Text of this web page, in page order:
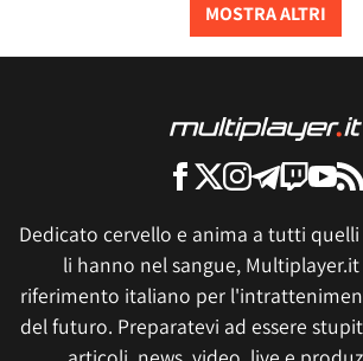
MOSTRA ALTRI
Dedicato cervello e anima a tutti
li hanno nel sangue,
riferimento italiano per
del futuro. Preparatevi ad essere